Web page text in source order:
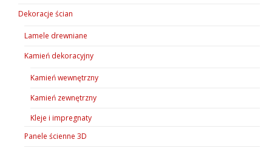
Dekoracje ścian
Lamele drewniane
Kamień dekoracyjny
Kamień wewnętrzny
Kamień zewnętrzny
Kleje i impregnaty
Panele ścienne 3D